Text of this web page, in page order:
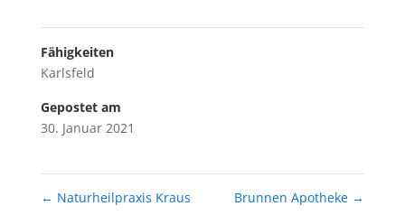
Fähigkeiten
Karlsfeld
Gepostet am
30. Januar 2021
← Naturheilpraxis Kraus Brunnen Apotheke →